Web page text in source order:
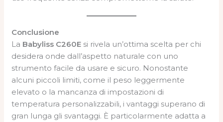
Conclusione
La Babyliss C260E si rivela un’ottima scelta per chi
desidera onde dall’aspetto naturale con uno
strumento facile da usare e sicuro. Nonostante
alcuni piccoli limiti, come il peso leggermente
elevato o la mancanza di impostazioni di
temperatura personalizzabili, i vantaggi superano di
gran lunga gli svantaggi. È particolarmente adatta a